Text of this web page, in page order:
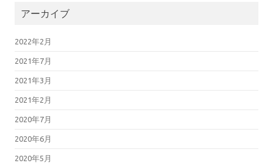
アーカイブ
2022年2月
2021年7月
2021年3月
2021年2月
2020年7月
2020年6月
2020年5月